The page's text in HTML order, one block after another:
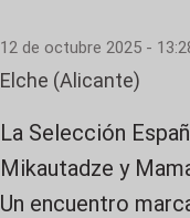
12 de octubre 2025 -
Elche (Alicante)
La Selección
Mikautadze y
Un encuentro